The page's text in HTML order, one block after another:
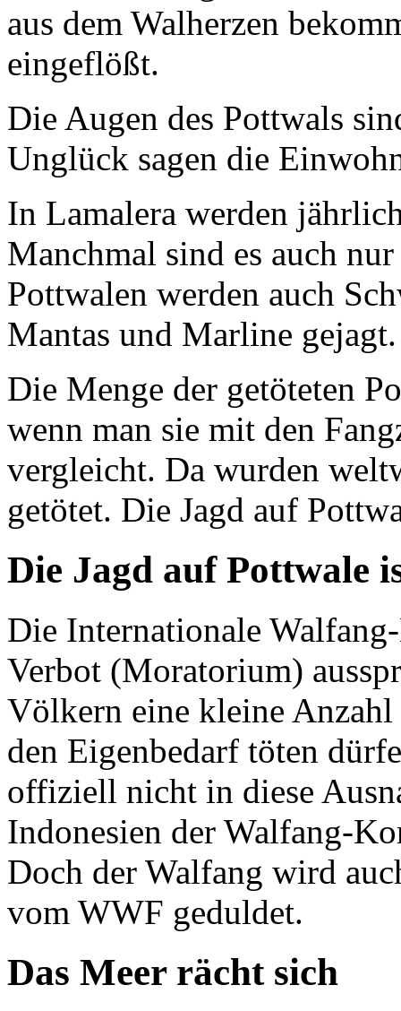
aus dem Walherzen
eingeflößt.
Die Augen des Pottwals
Unglück sagen die
In Lamalera werden
Manchmal sind es auch
Pottwalen werden auch
Mantas und Marline gejagt.
Die Menge der getöteten
wenn man sie mit den
vergleicht. Da wurden
getötet. Die Jagd auf
Die Jagd auf Pottwale
Die Internationale
Verbot (Moratorium)
Völkern eine kleine Anzahl
den Eigenbedarf töten
offiziell nicht in diese
Indonesien der Walfang-
Doch der Walfang wird
vom WWF geduldet.
Das Meer rächt sich